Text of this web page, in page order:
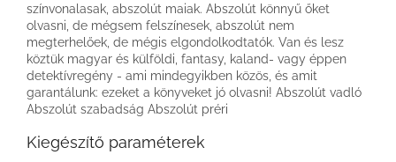
színvonalasak, abszolút maiak. Abszolút könnyű őket
olvasni, de mégsem felszínesek, abszolút nem
megterhelőek, de mégis elgondolkodtatók. Van és lesz
köztük magyar és külföldi, fantasy, kaland- vagy éppen
detektívregény - ami mindegyikben közös, és amit
garantálunk: ezeket a könyveket jó olvasni! Abszolút vadló
Abszolút szabadság Abszolút préri
Kiegészítő paraméterek